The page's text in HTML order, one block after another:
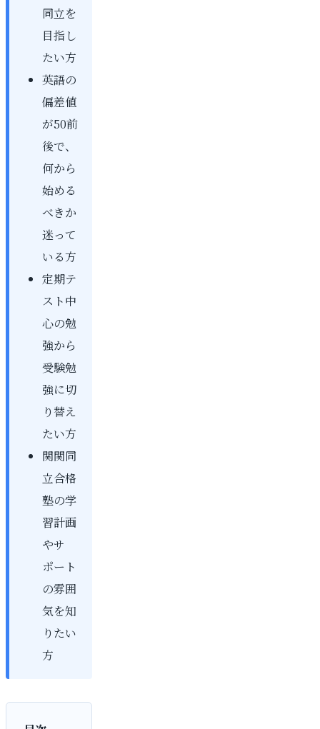
同立を
目指し
たい方
英語の
偏差値
が50前
後で、
何から
始める
べきか
迷って
いる方
定期テ
スト中
心の勉
強から
受験勉
強に切
り替え
たい方
関関同
立合格
塾の学
習計画
やサ
ポート
の雰囲
気を知
りたい
方